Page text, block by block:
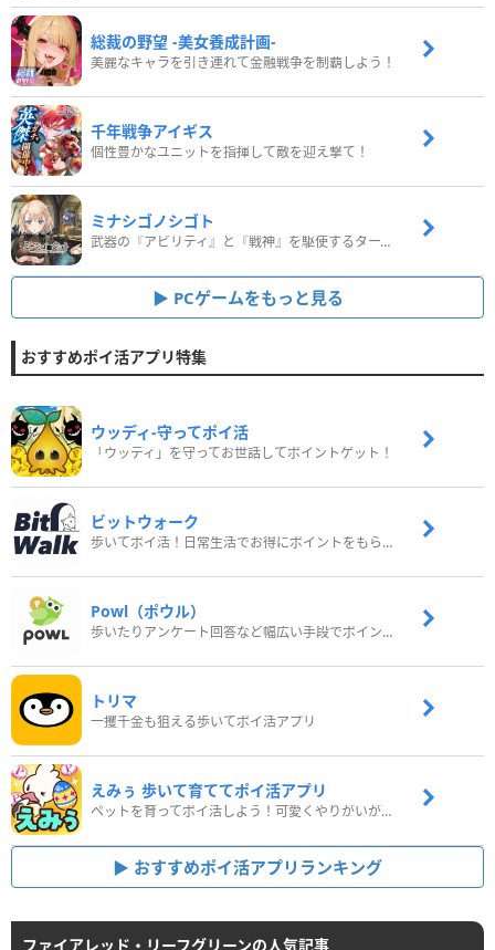
総裁の野望 -美女養成計画-
美麗なキャラを引き連れて金融戦争を制覇しよう！
千年戦争アイギス
個性豊かなユニットを指揮して敵を迎え撃て！
ミナシゴノシゴト
武器の『アビリティ』と『戦神』を駆使するターン制コマンドバトルRPG！
PCゲームをもっと見る
おすすめポイ活アプリ特集
ウッディ‐守ってポイ活
「ウッディ」を守ってお世話してポイントゲット！
ビットウォーク
歩いてポイ活！日常生活でお得にポイントをもらおう
Powl（ポウル）
歩いたりアンケート回答など幅広い手段でポイントをゲット
トリマ
一攫千金も狙える歩いてポイ活アプリ
えみぅ 歩いて育ててポイ活アプリ
ペットを育ってポイ活しよう！可愛くやりがいがある新感覚アプリ
おすすめポイ活アプリランキング
ファイアレッド・リーフグリーンの人気記事